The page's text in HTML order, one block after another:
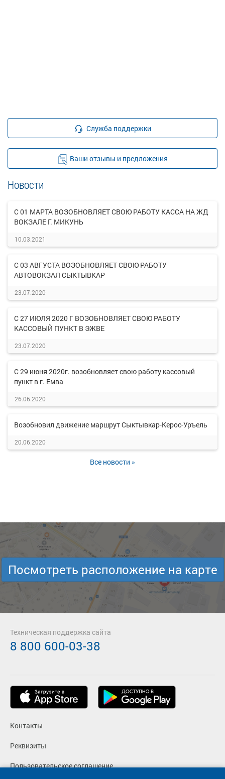
Служба поддержки
Ваши отзывы и предложения
Новости
С 01 МАРТА ВОЗОБНОВЛЯЕТ СВОЮ РАБОТУ КАССА НА ЖД
ВОКЗАЛЕ Г. МИКУНЬ
10.03.2021
С 03 АВГУСТА ВОЗОБНОВЛЯЕТ СВОЮ РАБОТУ
АВТОВОКЗАЛ СЫКТЫВКАР
23.07.2020
С 27 ИЮЛЯ 2020 Г ВОЗОБНОВЛЯЕТ СВОЮ РАБОТУ
КАССОВЫЙ ПУНКТ В ЭЖВЕ
23.07.2020
С 29 июня 2020г. возобновляет свою работу кассовый
пункт в г. Емва
26.06.2020
Возобновил движение маршрут Сыктывкар-Керос-Уръель
20.06.2020
Все новости »
Посмотреть расположение на карте
Контакты
Реквизиты
Пользовательское соглашение
Техническая поддержка сайта
8 800 600-03-38